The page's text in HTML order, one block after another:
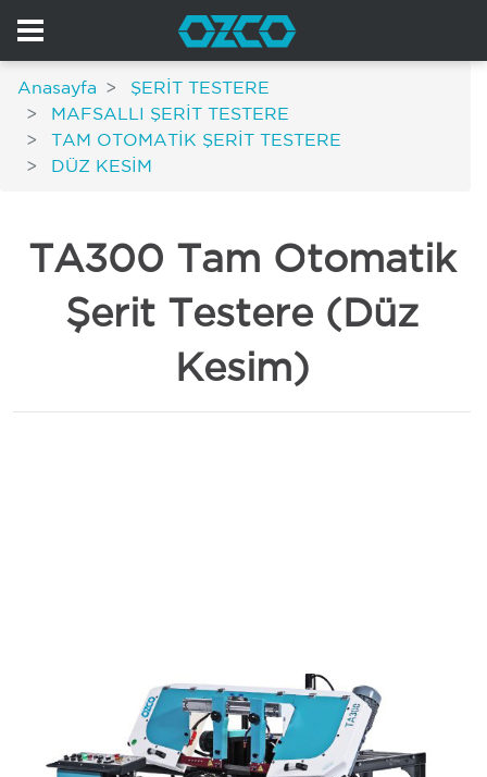
Anasayfa
ŞERİT TESTERE
MAFSALLI ŞERİT TESTERE
TAM OTOMATİK ŞERİT TESTERE
DÜZ KESİM
TA300 Tam Otomatik
Şerit Testere (Düz
Kesim)